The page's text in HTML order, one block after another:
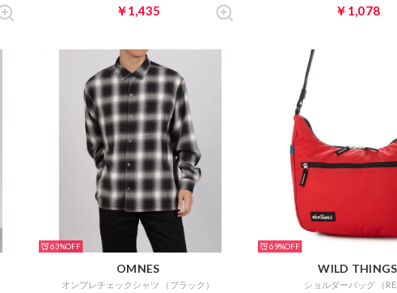
￥1,435 ￥1,078
63%
OMNES
オンブレチェックシャツ （ブラック）
69%
WILD THINGS
ショルダーバッグ （